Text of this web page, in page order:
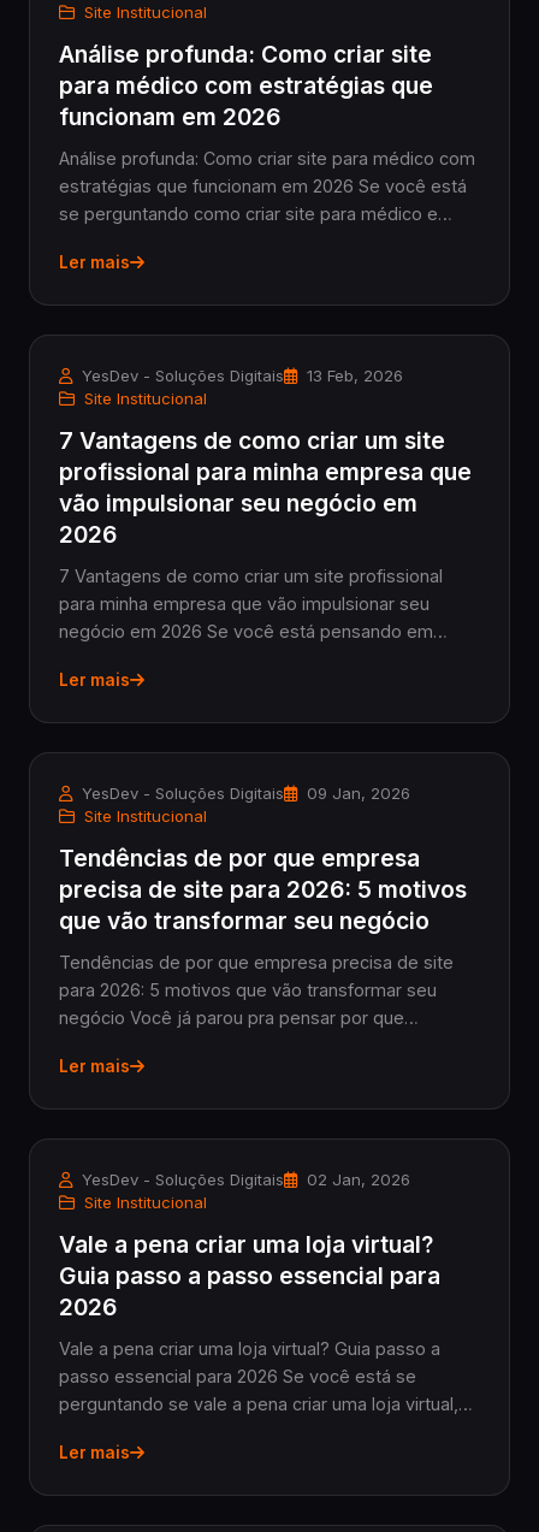
Site Institucional
Análise profunda: Como criar site
para médico com estratégias que
funcionam em 2026
Análise profunda: Como criar site para médico com
estratégias que funcionam em 2026 Se você está
se perguntando como criar site para médico e
processo em 2026, esse é o momento certo para
Ler mais
YesDev - Soluções Digitais
13 Feb, 2026
Site Institucional
7 Vantagens de como criar um site
profissional para minha empresa que
vão impulsionar seu negócio em
2026
7 Vantagens de como criar um site profissional
para minha empresa que vão impulsionar seu
negócio em 2026 Se você está pensando em
empresa, já está no caminho certo para
Ler mais
YesDev - Soluções Digitais
09 Jan, 2026
Site Institucional
Tendências de por que empresa
precisa de site para 2026: 5 motivos
que vão transformar seu negócio
Tendências de por que empresa precisa de site
para 2026: 5 motivos que vão transformar seu
negócio Você já parou pra pensar por que
se é dono de uma PME ou administra um negócio
Ler mais
YesDev - Soluções Digitais
02 Jan, 2026
Site Institucional
Vale a pena criar uma loja virtual?
Guia passo a passo essencial para
2026
Vale a pena criar uma loja virtual? Guia passo a
passo essencial para 2026 Se você está se
perguntando se vale a pena criar uma loja virtual,
lojistas e empresários práticos que buscam
Ler mais